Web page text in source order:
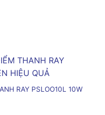
RAY PSLOO10L 10W